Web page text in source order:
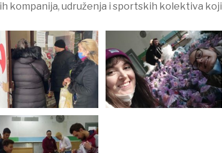
kompanija, udruženja i sportskih kolektiva koji